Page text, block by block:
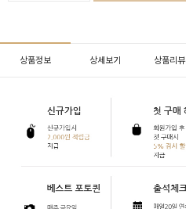
상품정보 상세보기 상품리